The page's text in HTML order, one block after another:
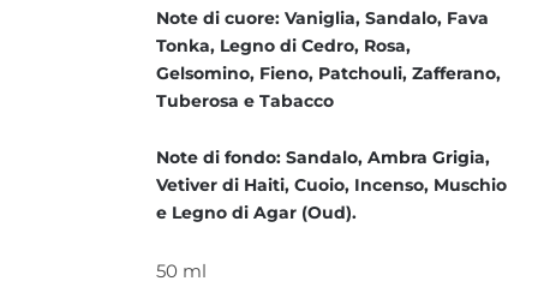
Note di cuore: Vaniglia, Sandalo, Fava
Tonka, Legno di Cedro, Rosa,
Gelsomino, Fieno, Patchouli, Zafferano,
Tuberosa e Tabacco
Note di fondo: Sandalo, Ambra Grigia,
Vetiver di Haiti, Cuoio, Incenso, Muschio
e Legno di Agar (Oud).
50 ml